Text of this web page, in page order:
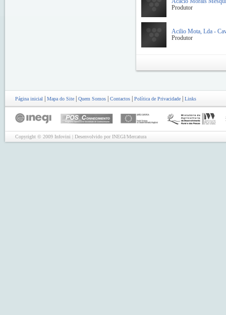
Produtor
Acilio Mota, Lda -
Produtor
Página inicial Mapa do Site Quem Somos Contactos Política de Privacidade Links
Copyright © 2009 Infovini | Desenvolvido por INEGI/Mercatura